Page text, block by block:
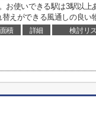
お使いできる駅は3駅以上
えができる風通しの良い
面積 詳細 検討リ